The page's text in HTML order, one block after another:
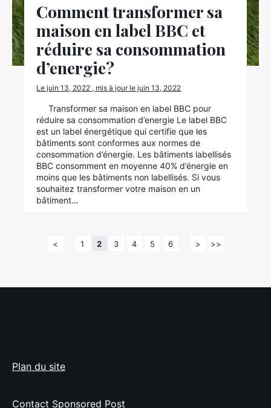
Comment transformer sa
maison en label BBC et
réduire sa consommation
d’energie?
Le juin 13, 2022 , mis à jour le juin 13, 2022
Transformer sa maison en label BBC pour
réduire sa consommation d’energie Le label BBC
est un label énergétique qui certifie que les
bâtiments sont conformes aux normes de
consommation d’énergie. Les bâtiments labellisés
BBC consomment en moyenne 40% d’énergie en
moins que les bâtiments non labellisés. Si vous
souhaitez transformer votre maison en un
bâtiment…
< 1 2 3 4 5 6 > >>
Plan du site
Contact Sponsored Post